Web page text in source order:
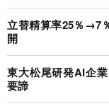
立替精算率25％→7
開
東大松尾研発AI企
要諦